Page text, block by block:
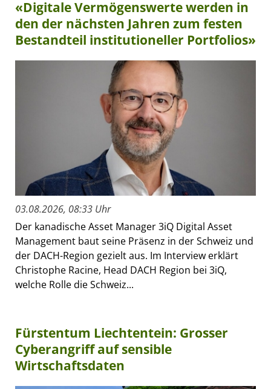
«Digitale Vermögenswerte werden in
den der nächsten Jahren zum festen
Bestandteil institutioneller Portfolios»
03.08.2026, 08:33 Uhr
Der kanadische Asset Manager 3iQ Digital Asset
Management baut seine Präsenz in der Schweiz und
der DACH-Region gezielt aus. Im Interview erklärt
Christophe Racine, Head DACH Region bei 3iQ,
welche Rolle die Schweiz...
Fürstentum Liechtentein: Grosser
Cyberangriff auf sensible
Wirtschaftsdaten